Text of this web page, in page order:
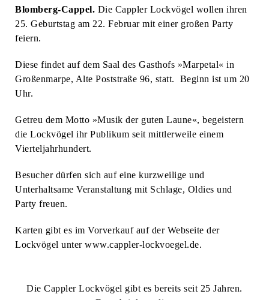
Blomberg-Cappel. Die Cappler Lockvögel wollen ihren
25. Geburtstag am 22. Februar mit einer großen Party
feiern.
Diese findet auf dem Saal des Gasthofs »Marpetal« in
Großenmarpe, Alte Poststraße 96, statt. Beginn ist um 20
Uhr.
Getreu dem Motto »Musik der guten Laune«, begeistern
die Lockvögel ihr Publikum seit mittlerweile einem
Vierteljahrhundert.
Besucher dürfen sich auf eine kurzweilige und
Unterhaltsame Veranstaltung mit Schlage, Oldies und
Party freuen.
Karten gibt es im Vorverkauf auf der Webseite der
Lockvögel unter www.cappler-lockvoegel.de.
Die Cappler Lockvögel gibt es bereits seit 25 Jahren.